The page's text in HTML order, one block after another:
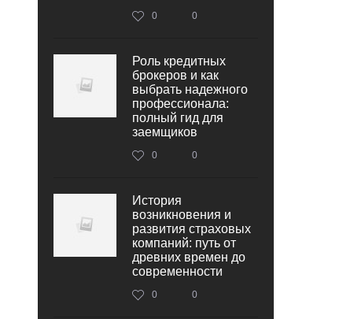
0 0
Роль кредитных
брокеров и как
выбрать надежного
профессионала:
полный гид для
заемщиков
0 0
История
возникновения и
развития страховых
компаний: путь от
древних времен до
современности
0 0